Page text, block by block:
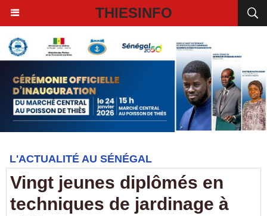
THIESINFO
L'ACTUALITÉ AU SÉNÉGAL
Vingt jeunes diplômés en
techniques de jardinage à